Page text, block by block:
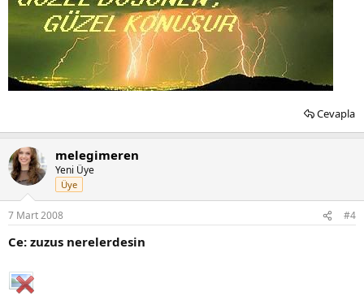
Cevapla
melegimeren
Yeni Üye
Üye
7 Mart 2008 #4
Ce: zuzus nerelerdesin